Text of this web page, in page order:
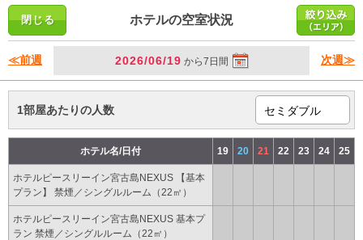
ホテルの空室状況
≪前週 2026/06/19 から7日間 次週≫
1部屋あたりの人数
ホテル名/日付 19 20 21 22 23 24 25
ホテルピースリーイン宮古島NEXUS 【基本
プラン】 禁煙／シングルルーム（22㎡）
ホテルピースリーイン宮古島NEXUS 基本プ
ラン 禁煙／シングルルーム（22㎡）